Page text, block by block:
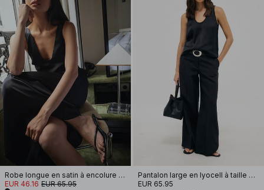
Robe longue en satin à encolure ronde
EUR 46.16 EUR 65.95
Pantalon large en lyocell à taille mi-haute
EUR 65.95